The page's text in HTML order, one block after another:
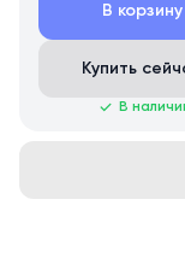
В корзину
Купить
В